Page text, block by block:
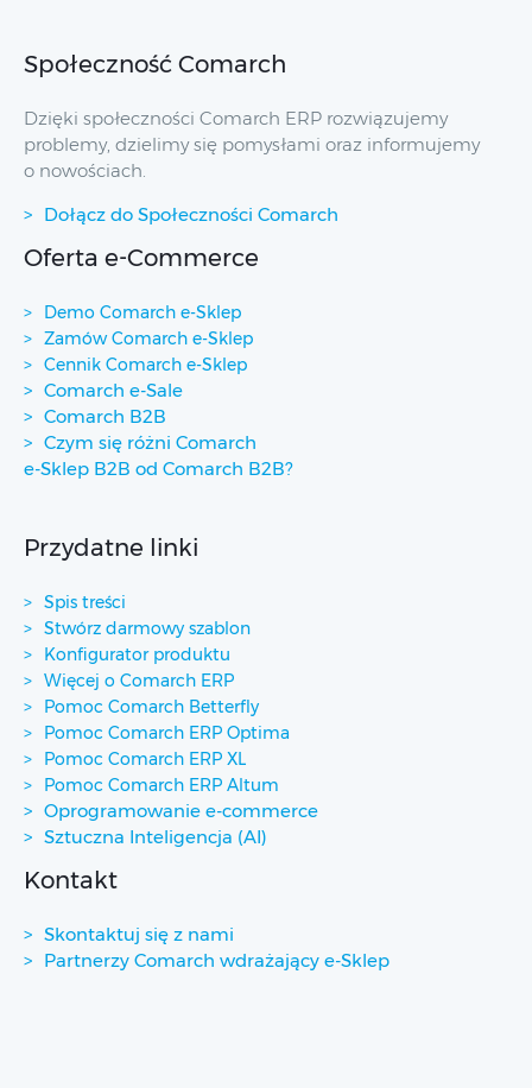
Społeczność Comarch
Dzięki społeczności Comarch ERP rozwiązujemy
problemy, dzielimy się pomysłami oraz informujemy
o nowościach.
Dołącz do Społeczności Comarch
Oferta e-Commerce
Demo Comarch e-Sklep
Zamów Comarch e-Sklep
Cennik Comarch e-Sklep
Comarch e-Sale
Comarch B2B
Czym się różni Comarch
e-Sklep B2B od Comarch B2B?
Przydatne linki
Spis treści
Stwórz darmowy szablon
Konfigurator produktu
Więcej o Comarch ERP
Pomoc Comarch Betterfly
Pomoc Comarch ERP Optima
Pomoc Comarch ERP XL
Pomoc Comarch ERP Altum
Oprogramowanie e-commerce
Sztuczna Inteligencja (AI)
Kontakt
Skontaktuj się z nami
Partnerzy Comarch wdrażający e-Sklep